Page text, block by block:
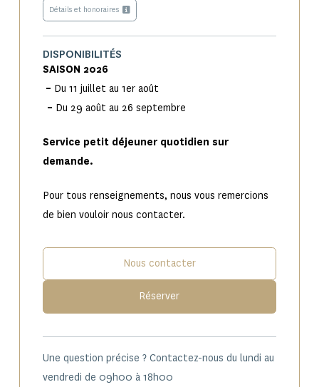
Détails et honoraires
DISPONIBILITÉS
SAISON 2026
– Du 11 juillet au 1er août
– Du 29 août au 26 septembre
Service petit déjeuner quotidien sur
demande.
Pour tous renseignements, nous vous remercions
de bien vouloir nous contacter.
Nous contacter
Réserver
Une question précise ? Contactez-nous du lundi au
vendredi de 09h00 à 18h00